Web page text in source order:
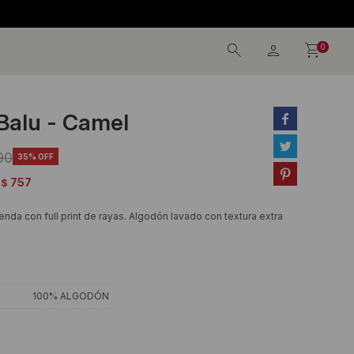
0
- Camel
35
$ 757
con full print de rayas. Algodón lavado con textura extra
100% ALGODÓN


